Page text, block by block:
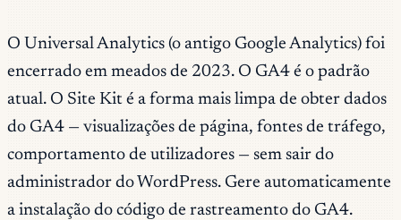
O Universal Analytics (o antigo Google Analytics) foi
encerrado em meados de 2023. O GA4 é o padrão
atual. O Site Kit é a forma mais limpa de obter dados
do GA4 — visualizações de página, fontes de tráfego,
comportamento de utilizadores — sem sair do
administrador do WordPress. Gere automaticamente
a instalação do código de rastreamento do GA4.